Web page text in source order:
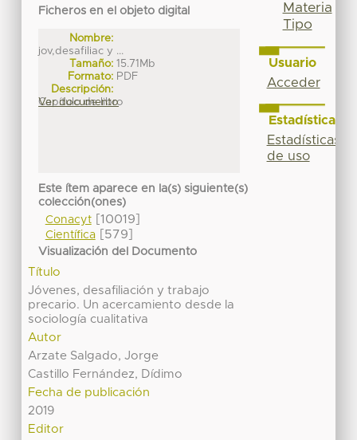
Ficheros en el objeto digital
Nombre:
jov,desafiliac y ...
Tamaño: 15.71Mb
Formato: PDF
Descripción:
Capítulo de libro
Ver documento
Este ítem aparece en la(s) siguiente(s)
colección(ones)
Conacyt[10019]
Científica[579]
Visualización del Documento
Título
Jóvenes, desafiliación y trabajo
precario. Un acercamiento desde la
sociología cualitativa
Autor
Arzate Salgado, Jorge
Castillo Fernández, Dídimo
Fecha de publicación
2019
Editor
Materia
Tipo
Usuario
Acceder
Estadísticas
Estadísticas
de uso